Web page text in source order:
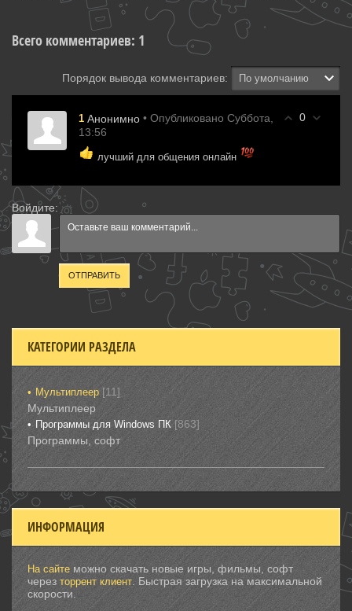
Всего комментариев: 1
Порядок вывода комментариев:
0
1 Анонимно • Опубликовано Суббота,
13:56
лучший для общения онлайн
Войдите:
ОТПРАВИТЬ
КАТЕГОРИИ РАЗДЕЛА
Мультиплеер [11]
Мультиплеер
Программы для Windows ПК [863]
Программы, софт
ИНФОРМАЦИЯ
На сайте можно скачать новые игры, фильмы, софт
через торрент клиент . Быстрая загрузка на максимальной
скорости.